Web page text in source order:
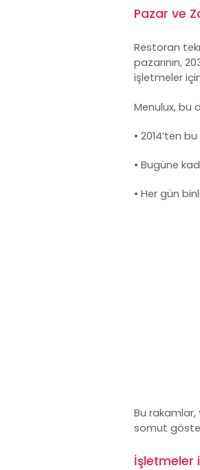
Pazar ve
Restoran
pazarının,
işletmeler
Menulux, bu
• 2014’ten
• Bugüne
• Her gün
Bu rakamlar,
somut
İşletmeler